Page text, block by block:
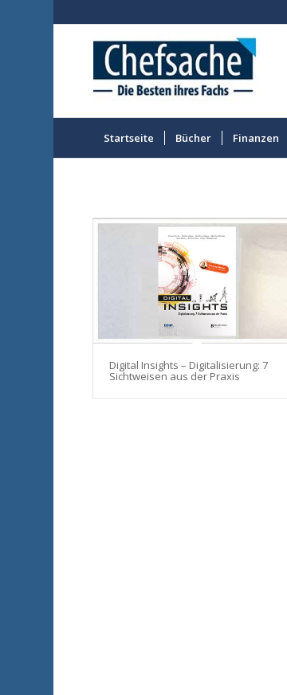
Startseite Bücher Finanzen
Digital Insights – Digitalisierung: 7
Sichtweisen aus der Praxis